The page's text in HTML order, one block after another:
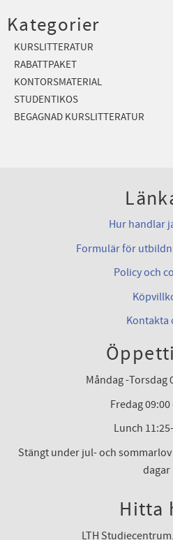
Kategorier
KURSLITTERATUR
RABATTPAKET
KONTORSMATERIAL
STUDENTIKOS
BEGAGNAD KURSLITTERATUR
Hur handlar
Formulär för
Policy och
Kontakta
Måndag -Torsdag
Fredag 09:00
Lunch
Stängt under jul- och
dagar
Hitta
LTH